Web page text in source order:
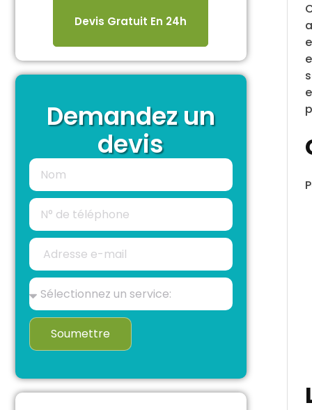
Devis Gratuit En 24h
Demandez un
devis
Soumettre